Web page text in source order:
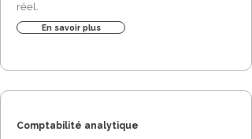
réel.
En savoir plus
Comptabilité analytique